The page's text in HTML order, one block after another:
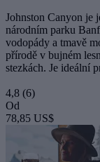
Johnston Canyon je
národním parku
vodopády a tmavě
přírodě v bujném
stezkách. Je ideální
4,8 (6)
Od
78,85 US$